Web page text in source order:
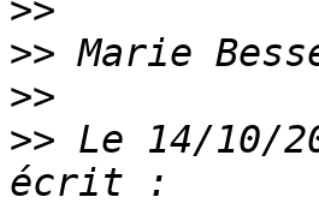
>>
>>
>>
>> Le 14/10/